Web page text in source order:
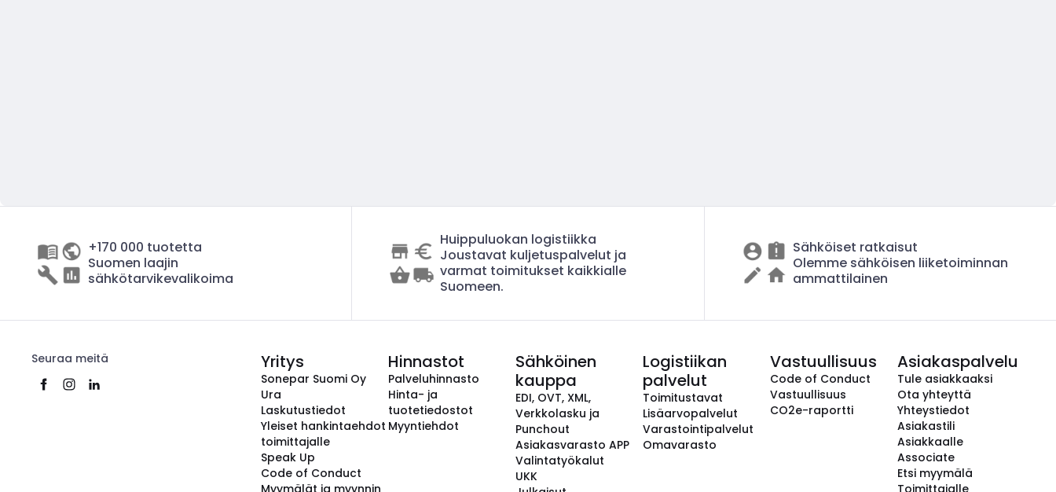
+170 000 tuotetta
Suomen laajin
sähkötarvikevalikoima
Huippuluokan logistiikka
Joustavat kuljetuspalvelut ja
varmat toimitukset kaikkialle
Suomeen.
Sähköiset ratkaisut
Olemme sähköisen liiketoiminnan
ammattilainen
Seuraa meitä Yritys
Sonepar Suomi Oy
Ura
Laskutustiedot
Yleiset hankintaehdot
toimittajalle
Speak Up
Code of Conduct
Myymälät ja myynnin
Hinnastot
Palveluhinnasto
Hinta- ja
tuotetiedostot
Myyntiehdot
Sähköinen
kauppa
EDI, OVT, XML,
Verkkolasku ja
Punchout
Asiakasvarasto APP
Valintatyökalut
UKK
Logistiikan
palvelut
Toimitustavat
Lisäarvopalvelut
Varastointipalvelut
Omavarasto
Vastuullisuus
Code of Conduct
Vastuullisuus
CO2e-raportti
Asiakaspalvelu
Tule asiakkaaksi
Ota yhteyttä
Yhteystiedot
Asiakastili
Asiakkaalle
Associate
Etsi myymälä
Toimittajalle